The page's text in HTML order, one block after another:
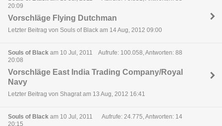
20:09
Vorschläge Flying Dutchman
Letzter Beitrag von Souls of Black am 14 Aug, 2012 09:00
Souls of Black am 10 Jul, 2011
20:08
Aufrufe: 100.058, Antworten: 88
Vorschläge East India Trading Company/Royal
Navy
Letzter Beitrag von Shagrat am 13 Aug, 2012 16:41
Souls of Black am 10 Jul, 2011
20:15
Aufrufe: 24.775, Antworten: 14